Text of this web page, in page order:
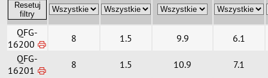
Resetuj
filtry
QFG-
16200
8 1.5 9.9
6.1
QFG-
16201
8 1.5 10.9
7.1